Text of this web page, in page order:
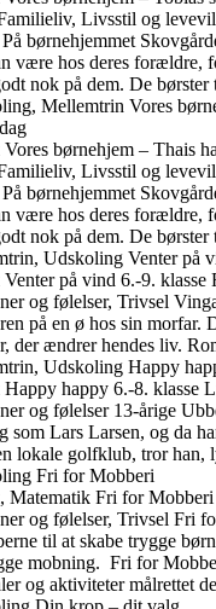
Livsstil og
På børnehjemmet
være hos deres forældre,
nok på dem. De børster
Mellemtrin Vores
Vores børnehjem – Thais
Livsstil og
På børnehjemmet
være hos deres forældre,
nok på dem. De børster
Udskoling Venter på
Venter på vind 6.-9. klasse
og følelser, Trivsel
på en ø hos sin morfar.
der ændrer hendes liv.
Udskoling Happy
Happy happy 6.-8. klasse
og følelser 13-årige
som Lars Larsen, og da
lokale golfklub, tror han,
Fri for Mobberi
Matematik Fri for Mobberi
og følelser, Trivsel Fri
til at skabe trygge
mobning. Fri for
og aktiviteter målrettet